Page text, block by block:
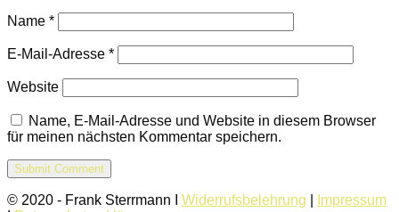
Name *
E-Mail-Adresse *
Website
Name, E-Mail-Adresse und Website in diesem Browser
für meinen nächsten Kommentar speichern.
© 2020 - Frank Sterrmann I Widerrufsbelehrung
Impressum